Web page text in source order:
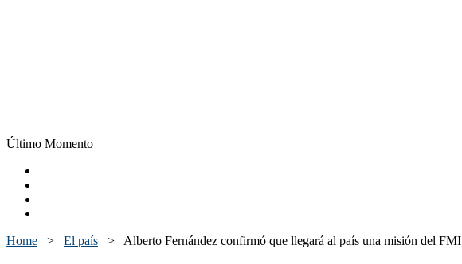
Último Momento
Home > El país > Alberto Fernández confirmó que llegará al país una misión del FMI